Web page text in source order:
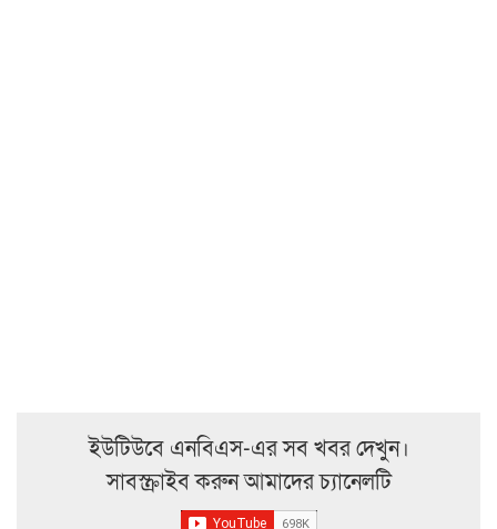
ইউটিউবে এনবিএস-এর সব খবর দেখুন।
সাবস্ক্রাইব করুন আমাদের চ্যানেলটি